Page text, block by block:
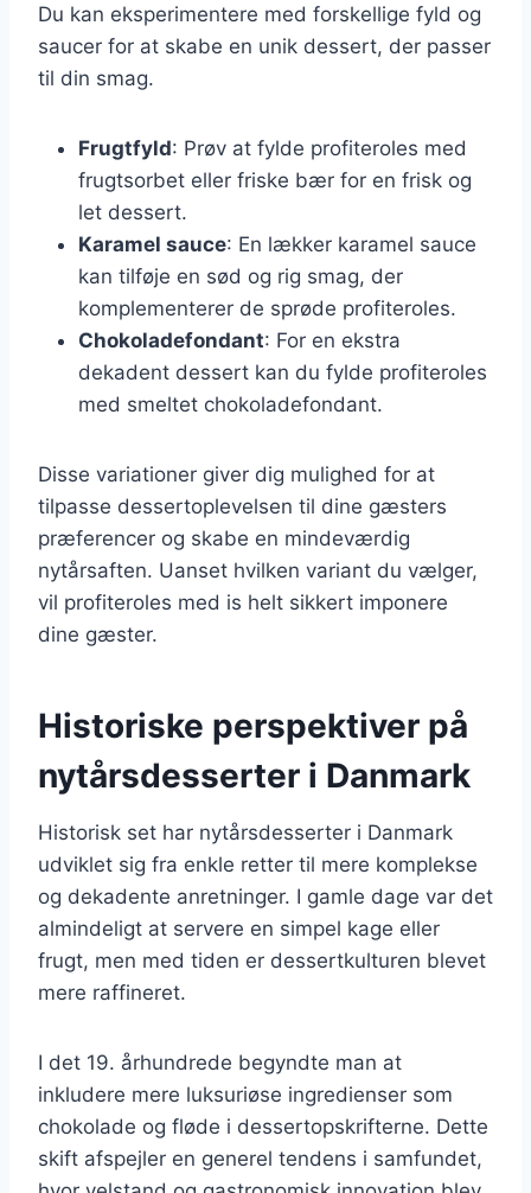
Du kan eksperimentere med forskellige fyld og
saucer for at skabe en unik dessert, der passer
til din smag.
Frugtfyld: Prøv at fylde profiteroles med
frugtsorbet eller friske bær for en frisk og
let dessert.
Karamel sauce: En lækker karamel sauce
kan tilføje en sød og rig smag, der
komplementerer de sprøde profiteroles.
Chokoladefondant: For en ekstra
dekadent dessert kan du fylde profiteroles
med smeltet chokoladefondant.
Disse variationer giver dig mulighed for at
tilpasse dessertoplevelsen til dine gæsters
præferencer og skabe en mindeværdig
nytårsaften. Uanset hvilken variant du vælger,
vil profiteroles med is helt sikkert imponere
dine gæster.
Historiske perspektiver på
nytårsdesserter i Danmark
Historisk set har nytårsdesserter i Danmark
udviklet sig fra enkle retter til mere komplekse
og dekadente anretninger. I gamle dage var det
almindeligt at servere en simpel kage eller
frugt, men med tiden er dessertkulturen blevet
mere raffineret.
I det 19. århundrede begyndte man at
inkludere mere luksuriøse ingredienser som
chokolade og fløde i dessertopskrifterne. Dette
skift afspejler en generel tendens i samfundet,